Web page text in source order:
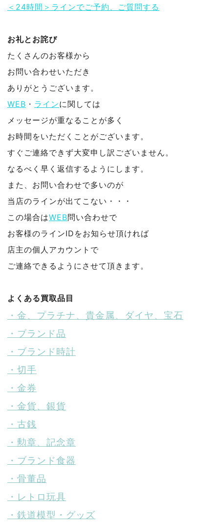
＜24時間＞ラインでご予約、ご質問する
お礼とお詫び
たくさんのお客様から
お問い合わせいただき
ありがとうございます。
WEB ・ ラインに関しては
メッセージが重なることが多く
お時間をいただくことがございます。
すぐご連絡できず大変申し訳ございません。
なるべく早く返信するようにします。
また、お問い合わせで多いのが
当店のラインが出てこない・・・
この場合はWEB問い合わせで
お客様のラインIDをお知らせ頂ければ
店主の個人アカウントで
ご連絡できるようにさせて頂きます。
よくある買取品目
・金、プラチナ、貴金属、ダイヤ、宝石
・ブランド品
・ブランド時計
・切手
・金券
・金貨、銀貨
・古銭
・勲章、記念章
・ブランド食器
・骨董品
・レトロ玩具
・鉄道模型・グッズ